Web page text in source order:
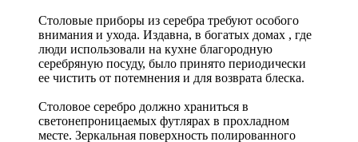
Столовые приборы из серебра требуют особого
внимания и ухода. Издавна, в богатых домах , где
люди использовали на кухне благородную
серебряную посуду, было принято периодически
ее чистить от потемнения и для возврата блеска.
Столовое серебро должно храниться в
светонепроницаемых футлярах в прохладном
месте. Зеркальная поверхность полированного